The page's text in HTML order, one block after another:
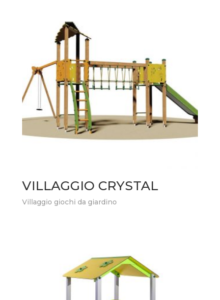
VILLAGGIO CRYSTAL
Villaggio giochi da giardino